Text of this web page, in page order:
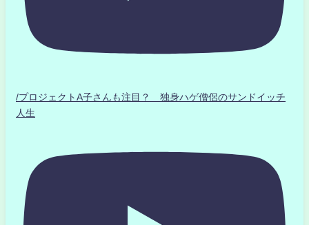
/プロジェクトA子さんも注目？ 独身ハゲ僧侶のサンドイッチ
人生